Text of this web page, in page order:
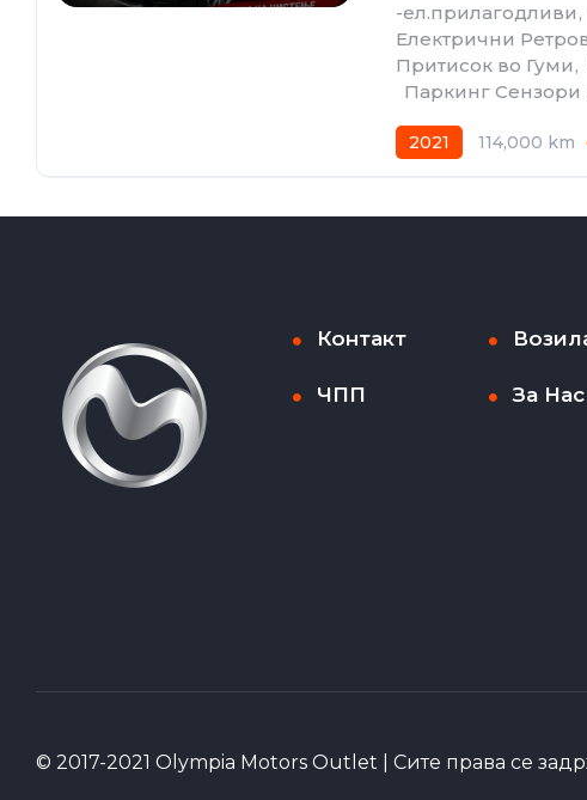
-ел.прилагодливи ,
Електрични
Притисок во Гуми ,
Паркинг Сензори
2021 114,000 km
Контакт
ЧПП За Нас
© 2017-2021 Olympia Motors Outlet | Сите права се